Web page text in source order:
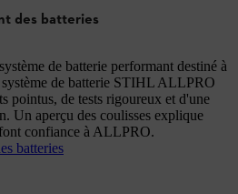
des batteries
de batterie performant destiné à
de batterie STIHL ALLPRO
pointus, de tests rigoureux et d'une
Un aperçu des coulisses explique
confiance à ALLPRO.
batteries